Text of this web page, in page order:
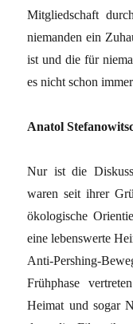
Mitgliedschaft
niemanden ein
ist und die für
es nicht schon
Anatol
Nur ist die
waren seit ihrer
ökologische
eine lebenswerte
Anti-Pershing-
Frühphase
Heimat und sogar